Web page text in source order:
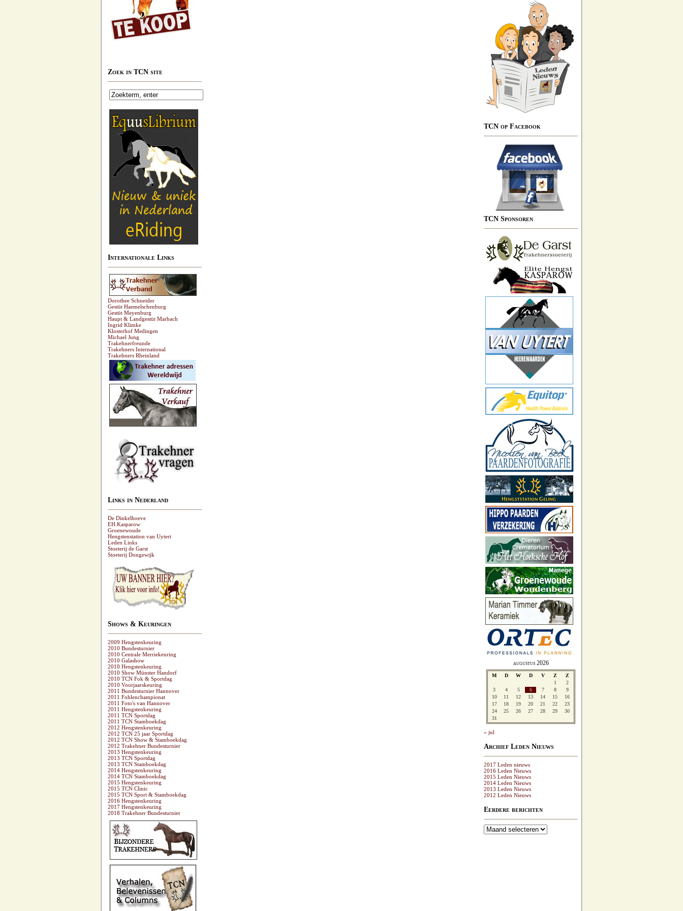
Zoek in TCN site
Internationale Links
Dorothee Schneider
Gestüt Haemelschenburg
Gestüt Meyenburg
Haupt & Landgestüt Marbach
Ingrid Klimke
Klosterhof Medingen
Michael Jung
Trakehnerfreunde
Trakehners International
Trakehners Rheinland
Links in Nederland
De Dinkelhoeve
EH.Kasparow
Groenewoude
Hengstenstation van Uytert
Leden Links
Stoeterij de Garst
Stoeterij Dongewijk
Shows & Keuringen
2009 Hengstenkeuring
2010 Bundesturnier
2010 Centrale Merriekeuring
2010 Galashow
2010 Hengstenkeuring
2010 Show Münster Handorf
2010 TCN Fok & Sportdag
2010 Voorjaarskeuring
2011 Bundesturnier Hannover
2011 Fohlenchampionat
2011 Foto's van Hannover
2011 Hengstenkeuring
2011 TCN Sportdag
2011 TCN Stamboekdag
2012 Hengstenkeuring
2012 TCN 25 jaar Sportdag
2012 TCN Show & Stamboekdag
2012 Trakehner Bundesturnier
2013 Hengstenkeuring
2013 TCN Sportdag
2013 TCN Stamboekdag
2014 Hengstenkeuring
2014 TCN Stamboekdag
2015 Hengstenkeuring
2015 TCN Clinic
2015 TCN Sport & Stamboekdag
2016 Hengstenkeuring
2017 Hengstenkeuring
2018 Trakehner Bundesturnier
TCN op Facebook
TCN Sponsoren
augustus 2026
M D W D V Z
Z
1
2
3
4 5 6 7 8
9
10
11 12 13 14 15
16
17
18 19 20 21 22
23
24
25 26 27 28 29
30
31
« jul
Archief Leden Nieuws
2017 Leden nieuws
2016 Leden Nieuws
2015 Leden Nieuws
2014 Leden Nieuws
2013 Leden Nieuws
2012 Leden Nieuws
Eerdere berichten
Eerdere
berichten